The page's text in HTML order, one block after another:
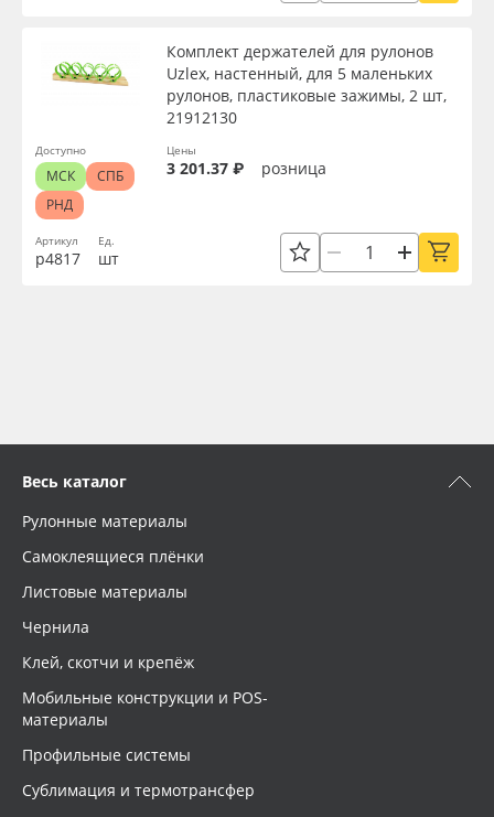
Артикул
р4817
Комплект держателей для рулонов
Uzlex, настенный, для 5 маленьких
рулонов, пластиковые зажимы, 2 шт,
21912130
Ед.
шт
Цены
3 201.37 ₽ розница
Доступно
МСК
СПБ
РНД
Весь каталог
Рулонные материалы
Самоклеящиеся плёнки
Листовые материалы
Чернила
Клей, скотчи и крепёж
Мобильные конструкции и POS-
материалы
Профильные системы
Сублимация и термотрансфер